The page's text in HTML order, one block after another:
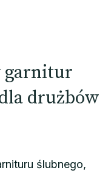
garnitur
drużbów
ślubnego,